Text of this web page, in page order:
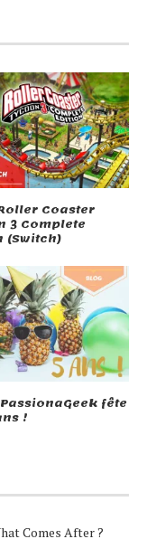
Coaster
3 Complete
(Switch)
fête
!
Comes After ?